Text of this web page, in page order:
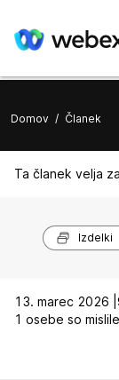
Domov / Članek
Ta članek velja
Izdelki
13. marec 2026 |
1 osebe so